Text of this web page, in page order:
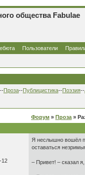
общества Fabulae
Пользователи
--Проза--Публицистика--Поэзия--
Форум » Проза »
12
Я неслышно вошёл
оставаться
– Привет! – сказал